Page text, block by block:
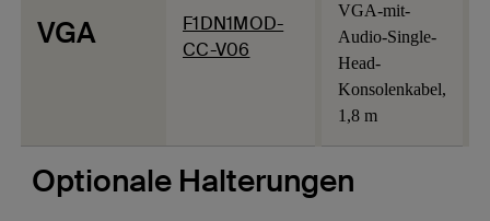
VGA
F1DN1MOD-
CC-V06
VGA-mit-
Audio-Single-
Head-
Konsolenkabel,
1,8 m
Optionale Halterungen